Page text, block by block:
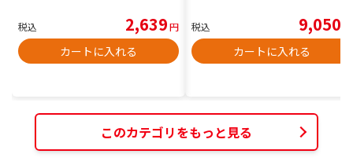
税込 2,639円
カートに入れる
税込 9,050
カートに入れる
このカテゴリをもっと見る